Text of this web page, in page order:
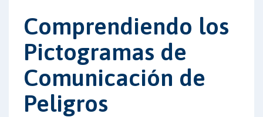
Comprendiendo los
Pictogramas de
Comunicación de
Peligros